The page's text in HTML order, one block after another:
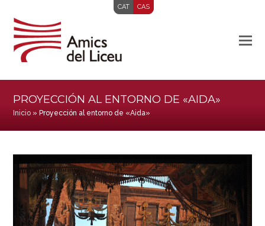
CAT CAS
PROYECCIÓN AL ENTORNO DE «AIDA»
Inicio » Proyección al entorno de «Aida»